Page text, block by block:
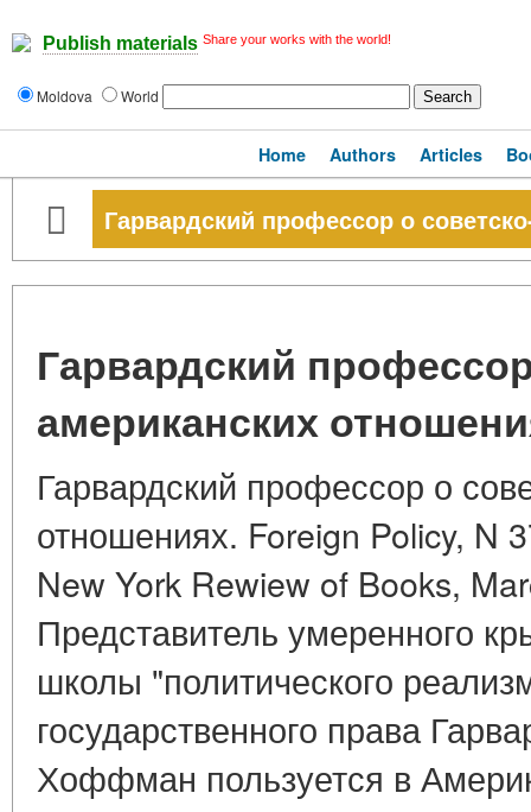
Publish materials Share your works with the world!
Moldova World
Home Authors Articles
Гарвардский профессор о
Гарвардский
американских
Гарвардский профессор о
отношениях. Foreign Policy, N
New York Rewiew of Books,
Представитель умеренного
школы "политического
государственного права
Хоффман пользуется в